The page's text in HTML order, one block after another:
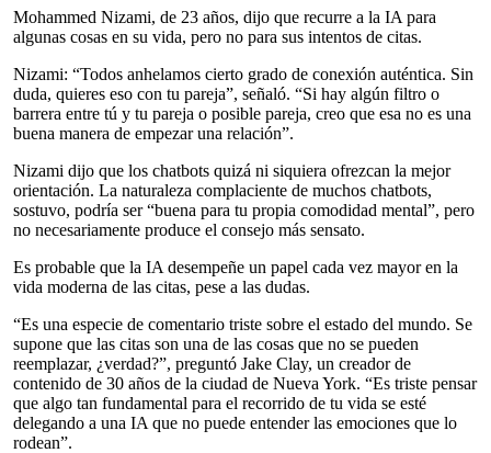
Mohammed Nizami, de 23 años, dijo que recurre a la IA para
algunas cosas en su vida, pero no para sus intentos de citas.
Nizami: “Todos anhelamos cierto grado de conexión auténtica. Sin
duda, quieres eso con tu pareja”, señaló. “Si hay algún filtro o
barrera entre tú y tu pareja o posible pareja, creo que esa no es una
buena manera de empezar una relación”.
Nizami dijo que los chatbots quizá ni siquiera ofrezcan la mejor
orientación. La naturaleza complaciente de muchos chatbots,
sostuvo, podría ser “buena para tu propia comodidad mental”, pero
no necesariamente produce el consejo más sensato.
Es probable que la IA desempeñe un papel cada vez mayor en la
vida moderna de las citas, pese a las dudas.
“Es una especie de comentario triste sobre el estado del mundo. Se
supone que las citas son una de las cosas que no se pueden
reemplazar, ¿verdad?”, preguntó Jake Clay, un creador de
contenido de 30 años de la ciudad de Nueva York. “Es triste pensar
que algo tan fundamental para el recorrido de tu vida se esté
delegando a una IA que no puede entender las emociones que lo
rodean”.